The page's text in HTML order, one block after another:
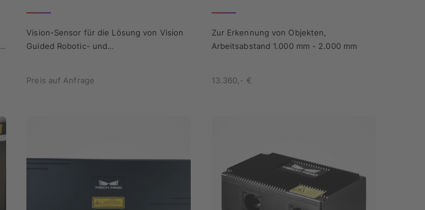
Vision-Sensor für die Lösung von Vision
Guided Robotic- und
Preis auf Anfrage
Zur Erkennung von Objekten,
Arbeitsabstand 1.000 mm - 2.000 mm
13.360,- €